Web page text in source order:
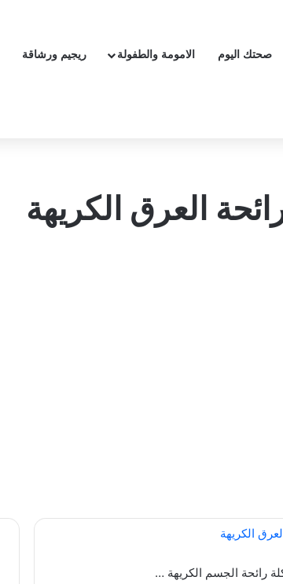
صحتك اليوم الامومة والطفولة ريجيم ورشاقة
العرق الكريهة
رائحة الجسم الكريهة …